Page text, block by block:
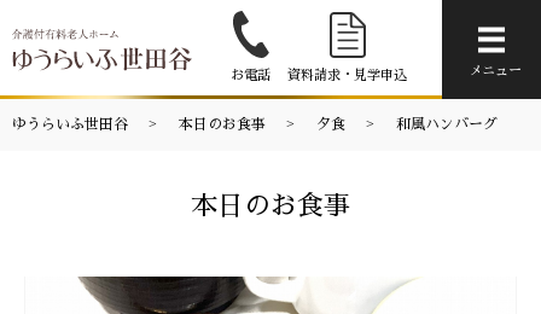
お電話 資料請求・見学申込 メニュー
ゆうらいふ世田谷 本日のお食事 夕食 和風ハンバーグ
本日のお食事